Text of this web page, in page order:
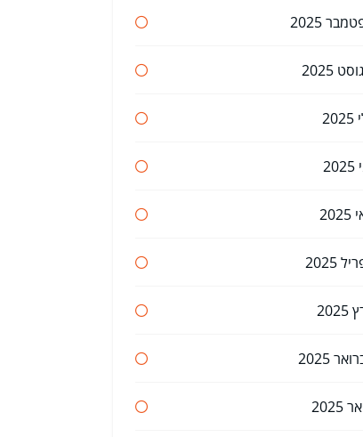
2025
2025
2025
2025
2025